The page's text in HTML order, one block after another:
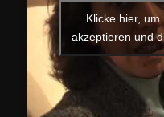
Klicke hier,
akzeptieren und